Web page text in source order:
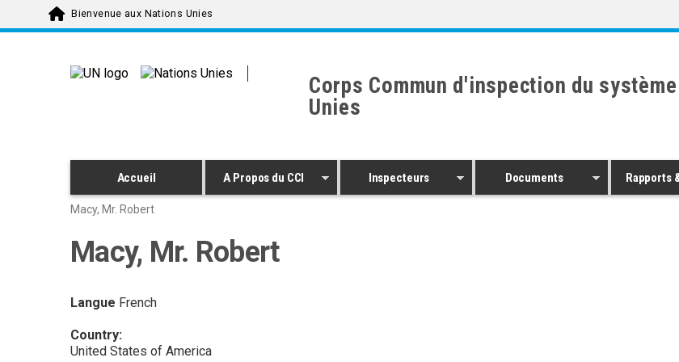
Skip to main contentBienvenue aux Nations Unies
Corps Commun d'inspection du
Unies
Accueil A Propos du CCI Inspecteurs Documents Rapports
Macy, Mr. Robert
Macy, Mr. Robert
Langue French
Country:
United States of America